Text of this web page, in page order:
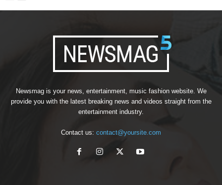
Newsmag is your news, entertainment, music fashion website. We
provide you with the latest breaking news and videos straight from the
entertainment industry.
Contact us: contact@yoursite.com